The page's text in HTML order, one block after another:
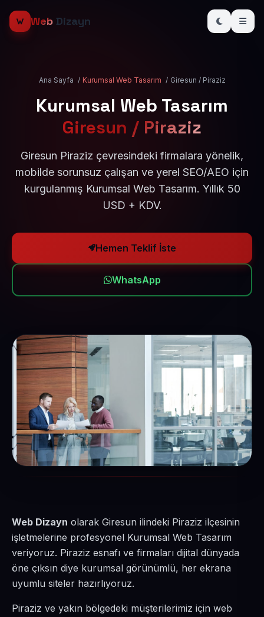
Web Dizayn
Ana Sayfa / Kurumsal Web Tasarım / Giresun / Piraziz
Kurumsal Web Tasarım
Giresun / Piraziz
Giresun Piraziz çevresindeki firmalara yönelik,
mobilde sorunsuz çalışan ve yerel SEO/AEO için
kurgulanmış Kurumsal Web Tasarım. Yıllık 50
USD + KDV.
Hemen Teklif İste
WhatsApp
Web Dizayn olarak Giresun ilindeki Piraziz ilçesinin
işletmelerine profesyonel Kurumsal Web Tasarım
veriyoruz. Piraziz esnafı ve firmaları dijital dünyada
öne çıksın diye kurumsal görünümlü, her ekrana
uyumlu siteler hazırlıyoruz.
Piraziz ve yakın bölgedeki müşterilerimiz için web